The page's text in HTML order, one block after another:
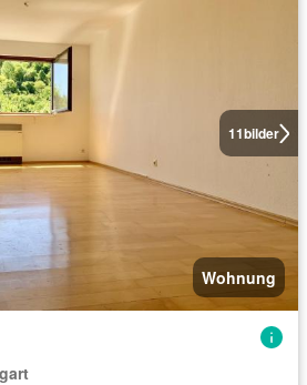
11bilder
Wohnung